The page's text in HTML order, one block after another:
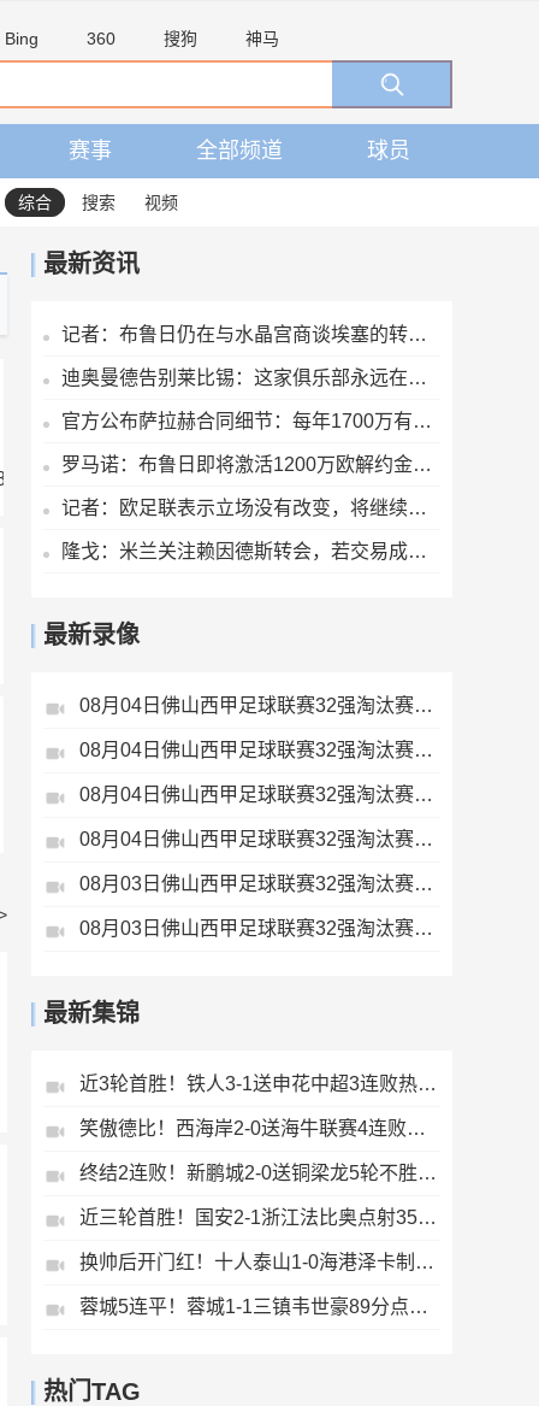
Bing 360 搜狗 神马
赛事 全部频道 球员
综合 搜索 视频
最新资讯
记者：布鲁日仍在与水晶宫商谈埃塞的转会交易
迪奥曼德告别莱比锡：这家俱乐部永远在我心中占据特殊位置
官方公布萨拉赫合同细节：每年1700万有保障收入+奖金+20%肖像权
罗马诺：布鲁日即将激活1200万欧解约金，签下马略卡前锋比尔希利
记者：欧足联表示立场没有改变，将继续抵制国际足联赛事
隆戈：米兰关注赖因德斯转会，若交易成行将获得1400万欧奖金
最新录像
08月04日佛山西甲足球联赛32强淘汰赛肇庆恒骏成VS三七互娱全场录像
08月04日佛山西甲足球联赛32强淘汰赛广东西南建设VS香港圣徒全场录像
08月04日佛山西甲足球联赛32强淘汰赛贪玩游戏VS美的薪火全场录像
08月04日佛山西甲足球联赛32强淘汰赛藝品高國際VS湛江狂狼·粵辉能源全场录像
08月03日佛山西甲足球联赛32强淘汰赛广东客家青年VS广州英华思力U17全场录像
08月03日佛山西甲足球联赛32强淘汰赛广东凤铝VS湛江八部科技全场录像
最新集锦
近3轮首胜！铁人3-1送申花中超3连败热菲尼奥双响邦本宜裕传射
笑傲德比！西海岸2-0送海牛联赛4连败海牛仍垫底西海岸升至第二
终结2连败！新鹏城2-0送铜梁龙5轮不胜37岁姜至鹏破门韦斯利建功
近三轮首胜！国安2-1浙江法比奥点射35岁张稀哲制胜王钰栋送助攻
换帅后开门红！十人泰山1-0海港泽卡制胜于金永扑点海港三球被吹
蓉城5连平！蓉城1-1三镇韦世豪89分点射救主费利佩造点李昂破门
热门TAG